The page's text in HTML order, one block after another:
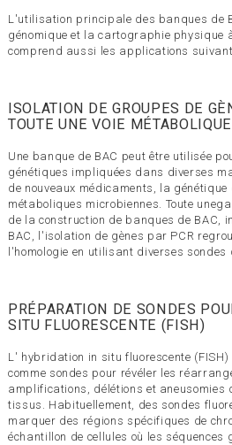
L'utilisation principale des banques de
génomique et la cartographie physique
comprend aussi les applications
ISOLATION DE GROUPES DE
TOUTE UNE VOIE MÉTABOLIQUE
Une banque de BAC peut être utilisée
génétiques impliquées dans diverses
de nouveaux médicaments, la
métaboliques microbiennes. Toute
de la construction de banques de BAC,
BAC, l'isolation de gènes par PCR
l'homologie en utilisant diverses sondes
PRÉPARATION DE SONDES
SITU FLUORESCENTE (FISH)
L' hybridation in situ fluorescente
comme sondes pour révéler les
amplifications, délétions et aneusomies
tissus. Habituellement, des sondes
marquer des régions spécifiques de
échantillon de cellules où les séquences